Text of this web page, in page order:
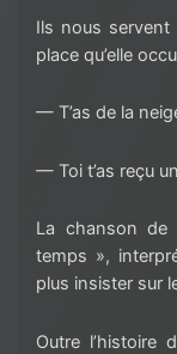
Ils nous
place qu’elle
— T’as de la
— Toi t’as reçu
La chanson de
temps »,
plus insister sur
Outre l’histoire